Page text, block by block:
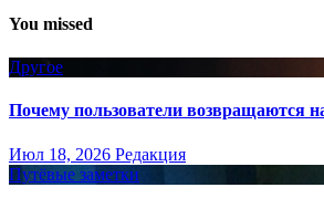
You missed
Другое
Почему пользователи возвращаются
Июл 18, 2026 Редакция
Путёвые заметки